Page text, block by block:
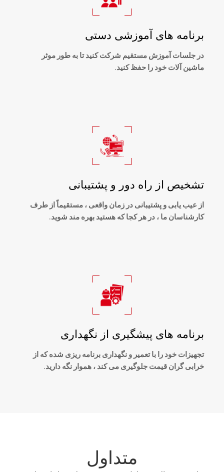
برنامه های آموزشی دستی
در جلسات آموزش مستقیم شرکت کنید تا به طور موثر
ماشین آلات خود را حفظ کنید.
تشخیص از راه دور و پشتیبانی
از عیب یابی و پشتیبانی در زمان واقعی ، مستقیماً از طرف
کارشناسان ما ، در هر کجا که هستید بهره مند شوید.
برنامه های پیشگیری از نگهداری
تجهیزات خود را با تعمیر و نگهداری برنامه ریزی شده که از
خرابی گران قیمت جلوگیری می کند ، هموار نگه دارید.
متداول